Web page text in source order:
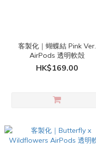
客製化｜蝴蝶結 Pink Ver.
AirPods 透明軟殻
HK$169.00